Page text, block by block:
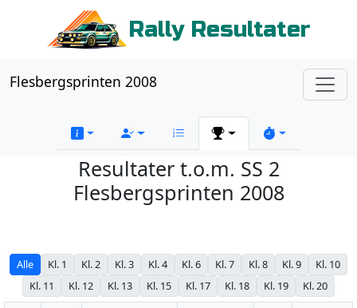
Rally Resultater
Flesbergsprinten 2008
Resultater t.o.m. SS 2
Flesbergsprinten 2008
Alle Kl. 1 Kl. 2 Kl. 3 Kl. 4 Kl. 6 Kl. 7 Kl. 8 Kl. 9
Kl. 10
Kl. 11
Kl. 12 Kl. 13 Kl. 15 Kl. 17 Kl. 18 Kl. 19 Kl. 20